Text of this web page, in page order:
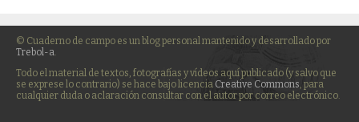
© Cuaderno de campo es un blog personal mantenido y desarrollado por
Trebol-a
Todo el material de textos, fotografías y vídeos aquí publicado (y salvo que
se exprese lo contrario) se hace bajo licencia Creative Commons , para
cualquier duda o aclaración consultar con el autor por correo electrónico.